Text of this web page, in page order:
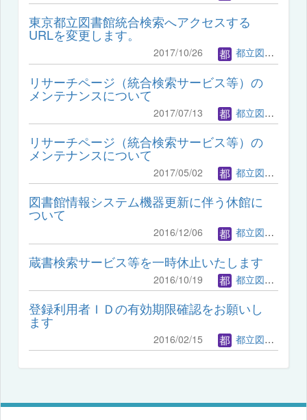
東京都立図書館統合検索へアクセスする
URLを変更します。
2017/10/26 都立図書館管理者
リサーチページ（統合検索サービス等）の
メンテナンスについて
2017/07/13 都立図書館管理者
リサーチページ（統合検索サービス等）の
メンテナンスについて
2017/05/02 都立図書館管理者
図書館情報システム機器更新に伴う休館に
ついて
2016/12/06 都立図書館管理者
蔵書検索サービス等を一時休止いたします
2016/10/19 都立図書館管理者
登録利用者ＩＤの有効期限確認をお願いし
ます
2016/02/15 都立図書館管理者